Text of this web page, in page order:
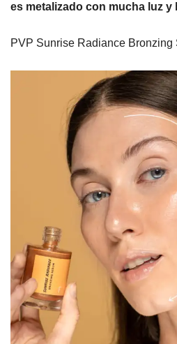
es metalizado con mucha luz y
PVP Sunrise Radiance Bronzing